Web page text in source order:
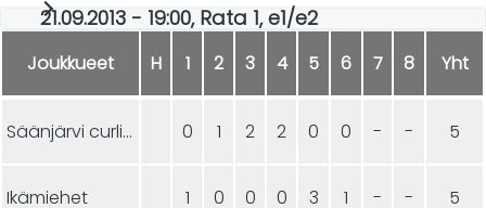
21.09.2013 - 19:00, Rata 1, e1/e2
Joukkueet H 1 2 3 4 5 6 7 8 Yht
Säänjärvi curling 0 1 2 2 0 0 - - 5
Ikämiehet 1 0 0 0 3 1 - - 5